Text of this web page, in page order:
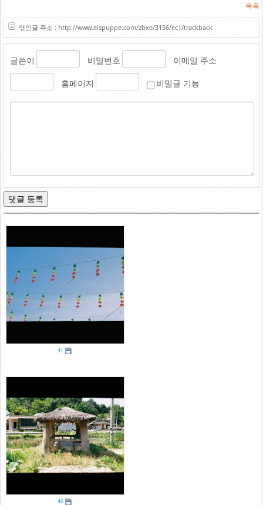
목록
엮인글 주소 : http://www.eispuppe.com/zbxe/3156/ec1/trackback
글쓴이 비밀번호 이메일 주소
홈페이지 비밀글 기능
41
40